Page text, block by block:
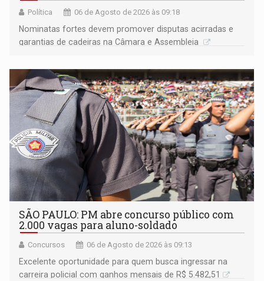
Política 06 de Agosto de 2026 às 09:18
Nominatas fortes devem promover disputas acirradas e
garantias de cadeiras na Câmara e Assembleia
SÃO PAULO: PM abre concurso público com
2.000 vagas para aluno-soldado
Concursos 06 de Agosto de 2026 às 09:13
Excelente oportunidade para quem busca ingressar na
carreira policial com ganhos mensais de R$ 5.482,51